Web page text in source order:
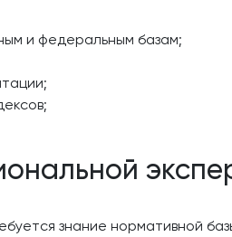
и федеральным базам;
знание нормативной